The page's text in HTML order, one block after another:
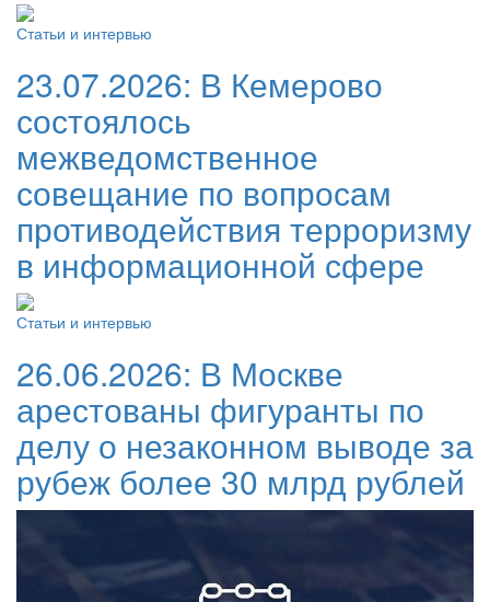
Статьи и интервью
23.07.2026: В Кемерово
состоялось
межведомственное
совещание по вопросам
противодействия терроризму
в информационной сфере
Статьи и интервью
26.06.2026: В Москве
арестованы фигуранты по
делу о незаконном выводе за
рубеж более 30 млрд рублей